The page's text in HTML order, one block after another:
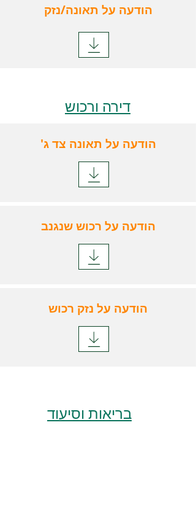
הודעה על תאונה/נזק
דירה ורכוש
'הודעה על תאונה צד ג
הודעה על רכוש שנגנב
הודעה על נזק רכוש
בריאות וסיעוד